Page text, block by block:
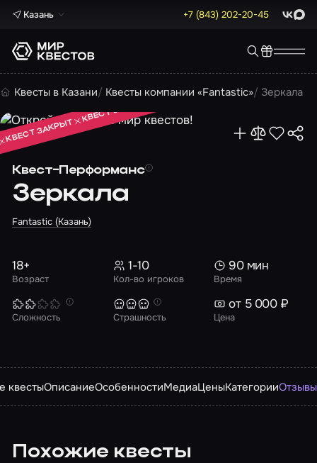
Казань +7 (843) 202-20-45 Max
Квесты в Казани Квесты компании «Fantastic» Зеркала
Квест-Перформанс
Зеркала
Fantastic (Казань)
КВЕСТ ЗАКРЫТ
КВЕСТ ЗАКРЫТ
КВЕСТ ЗАКРЫТ
Возраст
18+
Кол-во игроков
1-10
Время
90 мин
Сложность Страшность Цена
от 5 000 ₽
квестыОписаниеОсобенностиМедиаЦеныКатегорииОтзывы
Похожие квесты